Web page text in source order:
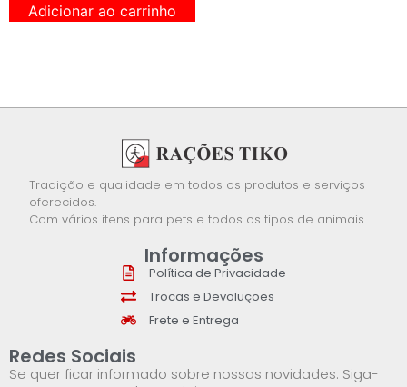
Adicionar ao carrinho
Tradição e qualidade em todos os produtos e serviços
oferecidos.
Com vários itens para pets e todos os tipos de animais.
Informações
Política de Privacidade
Trocas e Devoluções
Frete e Entrega
Redes Sociais
Se quer ficar informado sobre nossas novidades. Siga-